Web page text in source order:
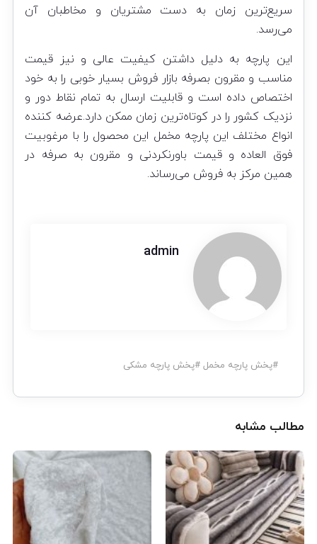
سریع‌ترین زمان به دست مشتریان و مخاطبان آن
می‌رسد.
این پارچه به دلیل داشتن کیفیت عالی و نیز قیمت
مناسب و مقرون بصرفه بازار فروش بسیار خوبی را به خود
اختصاص داده است و قابلیت ارسال به تمام نقاط دور و
نزدیک کشور را در کوتاه‌ترین زمان ممکن دارد.عرضه کننده
انواع مختلف این پارچه مخمل این محصول را با مرغوبیت
فوق العاده و قیمت باورنکردنی و مقرون به صرفه در
همین مرکز به فروش می‌رساند.
admin
#پخش پارچه مخمل #پخش پارچه مشکی
مطالب مشابه